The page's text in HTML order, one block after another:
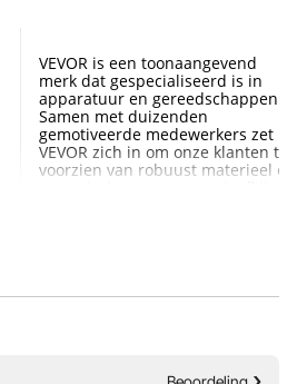
VEVOR is een toonaangevend
merk dat gespecialiseerd is in
apparatuur en gereedschappen.
Samen met duizenden
gemotiveerde medewerkers zet
VEVOR zich in om onze klanten te
voorzien van robuust materieel en
Waarom kiezen voor VEVOR?
Snelle en veilige levering